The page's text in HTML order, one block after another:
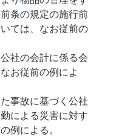
条の規定の施行前
ては、なお従前の
社の会計に係る会
お従前の例によ
事故に基づく公社
による災害に対す
例による。